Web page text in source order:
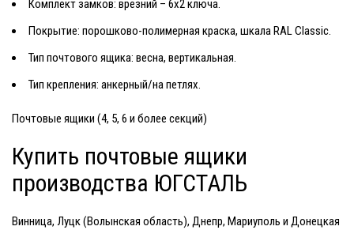
Комплект замков: врезний – 6х2 ключа.
Покрытие: порошково-полимерная краска, шкала RAL Classic.
Тип почтового ящика: весна, вертикальная.
Тип крепления: анкерный/на петлях.
Почтовые ящики (4, 5, 6 и более секций)
Купить почтовые ящики
производства ЮГСТАЛЬ
Винница, Луцк (Волынская область), Днепр, Мариуполь и Донецкая